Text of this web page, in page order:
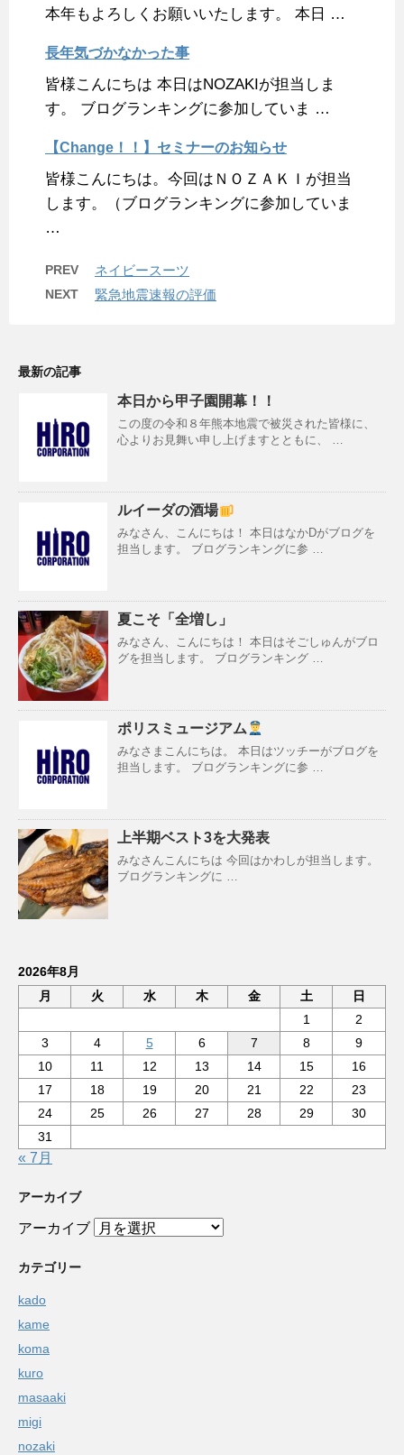
本年もよろしくお願いいたします。 本日 …
長年気づかなかった事
皆様こんにちは 本日はNOZAKIが担当しま
す。 ブログランキングに参加していま …
【Change！！】セミナーのお知らせ
皆様こんにちは。今回はＮＯＺＡＫＩが担当
します。（ブログランキングに参加していま
…
PREV ネイビースーツ
NEXT 緊急地震速報の評価
最新の記事
本日から甲子園開幕！！
この度の令和８年熊本地震で被災された皆様に、
心よりお見舞い申し上げますとともに、 …
ルイーダの酒場
みなさん、こんにちは！ 本日はなかDがブログを
担当します。 ブログランキングに参 …
夏こそ「全増し」
みなさん、こんにちは！ 本日はそごしゅんがブロ
グを担当します。 ブログランキング …
ポリスミュージアム
みなさまこんにちは。 本日はツッチーがブログを
担当します。 ブログランキングに参 …
上半期ベスト3を大発表
みなさんこんにちは 今回はかわしが担当します。
ブログランキングに …
2026年8月
月
火 水 木 金 土
日
1
2
3
4 5 6 7 8
9
10
11 12 13 14 15
16
17
18 19 20 21 22
23
24
25 26 27 28 29
30
31
« 7月
アーカイブ
アーカイブ
カテゴリー
kado
kame
koma
kuro
masaaki
migi
nozaki